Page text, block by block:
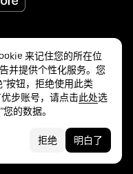
来记住您的所在位
并提供个性化服务。您
按钮，拒绝使用此类
步账号，请点击此处选
的数据。
拒绝 明白了